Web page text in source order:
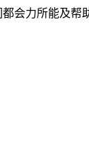
会力所能及帮